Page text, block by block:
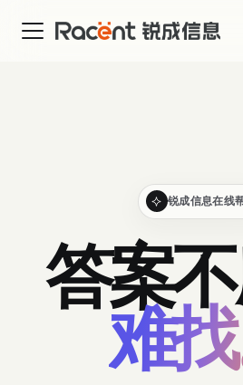
锐成信息在线
答案
难